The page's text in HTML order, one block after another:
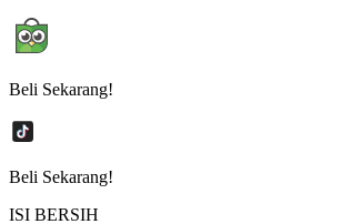
Beli Sekarang!
Beli Sekarang!
ISI BERSIH